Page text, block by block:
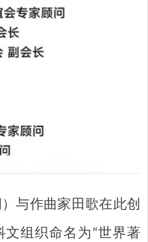
与作曲家田歌在此创
文组织命名为“世界著